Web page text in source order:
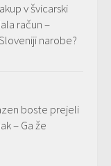
v švicarski
račun –
narobe?
boste prejeli
– Ga že